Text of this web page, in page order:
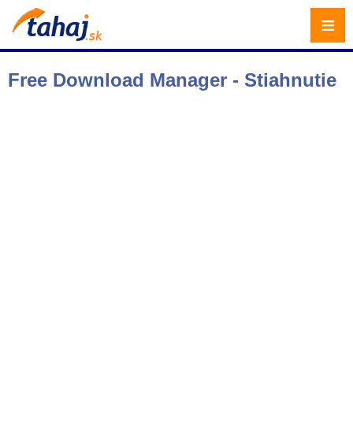
Free Download Manager - Stiahnutie
≡